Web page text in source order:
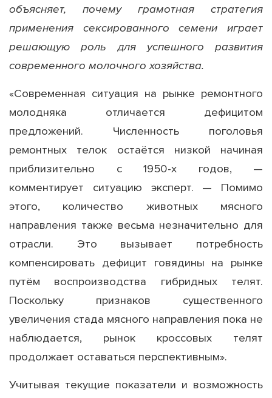
объясняет, почему грамотная стратегия
применения сексированного семени играет
решающую роль для успешного развития
современного молочного хозяйства.
«Современная ситуация на рынке ремонтного
молодняка отличается дефицитом
предложений. Численность поголовья
ремонтных телок остаётся низкой начиная
приблизительно с 1950-х годов, —
комментирует ситуацию эксперт. — Помимо
этого, количество животных мясного
направления также весьма незначительно для
отрасли. Это вызывает потребность
компенсировать дефицит говядины на рынке
путём воспроизводства гибридных телят.
Поскольку признаков существенного
увеличения стада мясного направления пока не
наблюдается, рынок кроссовых телят
продолжает оставаться перспективным».
Учитывая текущие показатели и возможность